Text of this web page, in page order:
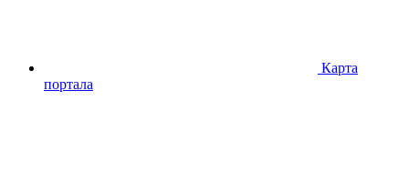
Карта
портала